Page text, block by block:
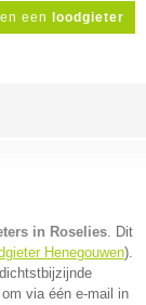
een loodgieter
in Roselies. Dit
Henegouwen).
om via één e-mail in